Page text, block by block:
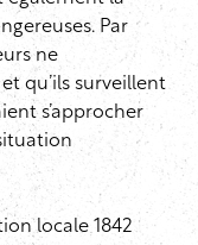
Par
ne
qu’ils surveillent
s’approcher
locale 1842